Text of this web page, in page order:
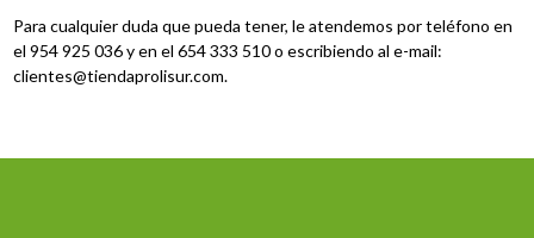
Para cualquier duda que pueda tener, le atendemos por teléfono en
el 954 925 036 y en el 654 333 510 o escribiendo al e-mail:
clientes@tiendaprolisur.com.